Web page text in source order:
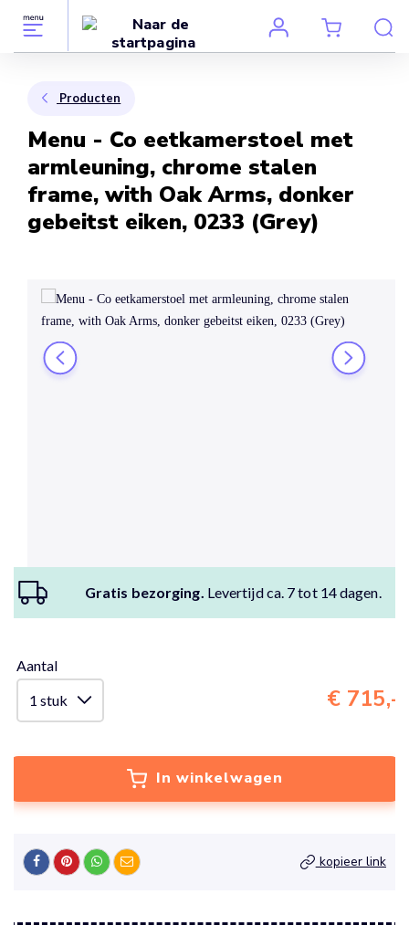
Producten
Menu - Co eetkamerstoel met
armleuning, chrome stalen
frame, with Oak Arms, donker
gebeitst eiken, 0233 (Grey)
Gratis bezorging. Levertijd ca. 7 tot 14 dagen.
Aantal
€ 715,-
In winkelwagen
kopieer link